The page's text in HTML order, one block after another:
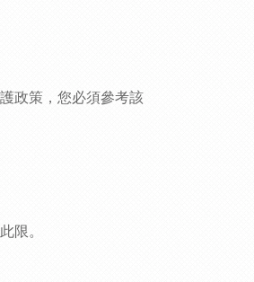
政策，您必須參考該
限。